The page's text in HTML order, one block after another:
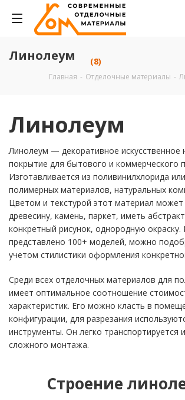
Линолеум (8)
Главная - Отделочные материалы -
Линолеум
Линолеум — декоративное искусственное
покрытие для бытового и коммерческого
Изготавливается из поливинилхлорида
полимерных материалов, натуральных
Цветом и текстурой этот материал
древесину, камень, паркет, иметь
конкретный рисунок, однородную окраску.
представлено 100+ моделей, можно
учетом стилистики оформления
Среди всех отделочных материалов для
имеет оптимальное соотношение
характеристик. Его можно класть в
конфигурации, для разрезания
инструменты. Он легко транспортируется
сложного монтажа.
Строение